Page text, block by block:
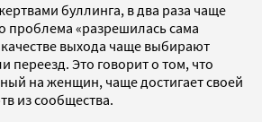
буллинга, в два раза чаще
проблема «разрешилась сама
выхода чаще выбирают
переезд. Это говорит о том, что
на женщин, чаще достигает своей
из сообщества.